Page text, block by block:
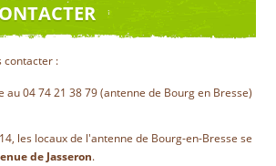
contacter :
au 04 74 21 38 79 (antenne de Bourg en Bresse)
les locaux de l'antenne de Bourg-en-Bresse se
de Jasseron.